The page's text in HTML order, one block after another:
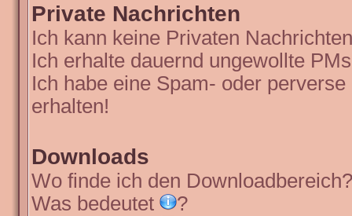
Private Nachrichten
Ich kann keine Privaten
Ich erhalte dauernd ungewollte
Ich habe eine Spam- oder
erhalten!
Downloads
Wo finde ich den Downloadbereich?
Was bedeutet
?